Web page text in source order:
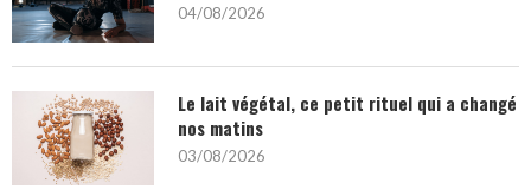
04/08/2026
Le lait végétal, ce petit rituel qui a changé
nos matins
03/08/2026